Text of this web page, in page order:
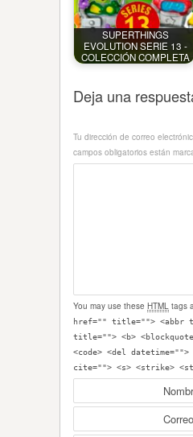
SUPERTHINGS
EVOLUTION SERIE 13 -
COLECCIÓN COMPLETA
Deja una
Tu dirección de correo
campos obligatorios están
You may use these HTML tags
href="" title=""> <abbr
title=""> <b>
<code> <del datetime="">
cite=""> <s> <strike>